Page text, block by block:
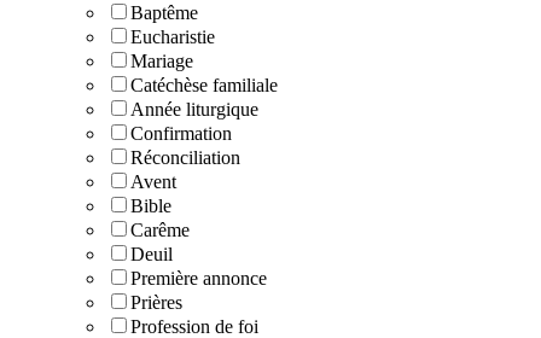
Baptême
Eucharistie
Mariage
Catéchèse familiale
Année liturgique
Confirmation
Réconciliation
Avent
Bible
Carême
Deuil
Première annonce
Prières
Profession de foi